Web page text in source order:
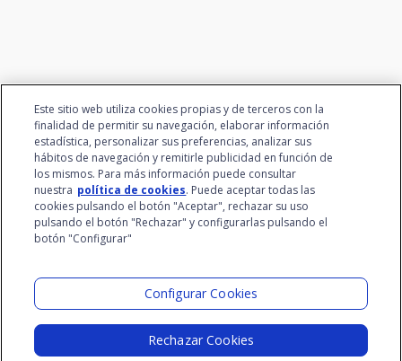
Este sitio web utiliza cookies propias y de terceros con la
finalidad de permitir su navegación, elaborar información
estadística, personalizar sus preferencias, analizar sus
hábitos de navegación y remitirle publicidad en función de
los mismos. Para más información puede consultar
nuestra política de cookies. Puede aceptar todas las
cookies pulsando el botón "Aceptar", rechazar su uso
pulsando el botón "Rechazar" y configurarlas pulsando el
botón "Configurar"
Configurar Cookies
Rechazar Cookies